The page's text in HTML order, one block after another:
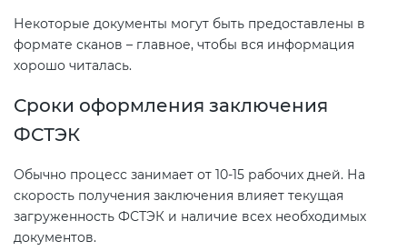
Некоторые документы могут быть предоставлены в
формате сканов – главное, чтобы вся информация
хорошо читалась.
Сроки оформления заключения
ФСТЭК
Обычно процесс занимает от 10-15 рабочих дней. На
скорость получения заключения влияет текущая
загруженность ФСТЭК и наличие всех необходимых
документов.